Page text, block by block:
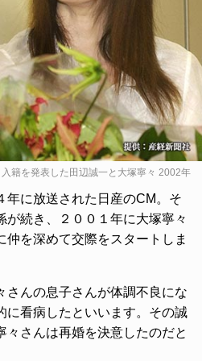
入籍を発表した田辺誠一と大塚寧々 2002年
年に放送された日産のCM。そ
が続き、２００１年に大塚寧々
仲を深めて交際をスタートしま
さんの息子さんが体調不良にな
に看病したといいます。その誠
々さんは再婚を決意したのだと